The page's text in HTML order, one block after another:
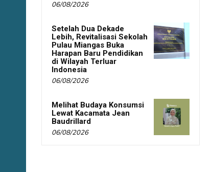
06/08/2026
Setelah Dua Dekade
Lebih, Revitalisasi Sekolah
Pulau Miangas Buka
Harapan Baru Pendidikan
di Wilayah Terluar
Indonesia
06/08/2026
Melihat Budaya Konsumsi
Lewat Kacamata Jean
Baudrillard
06/08/2026